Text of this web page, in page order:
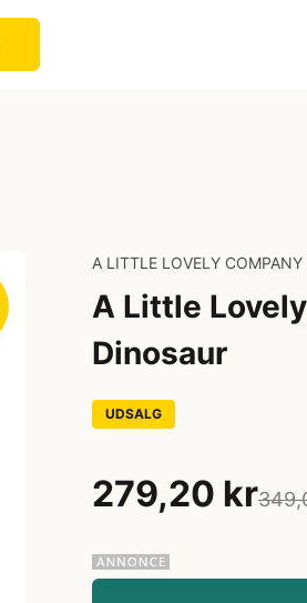
A LITTLE LOVELY COMPANY
A Little
Dinosaur
UDSALG
279,20 kr